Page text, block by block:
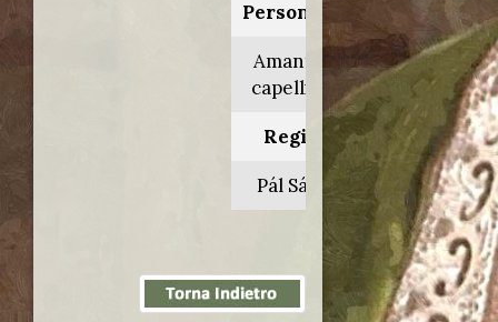
Personaggio:
Amante dai
capelli rossi
Regia di:
Pál Sándor